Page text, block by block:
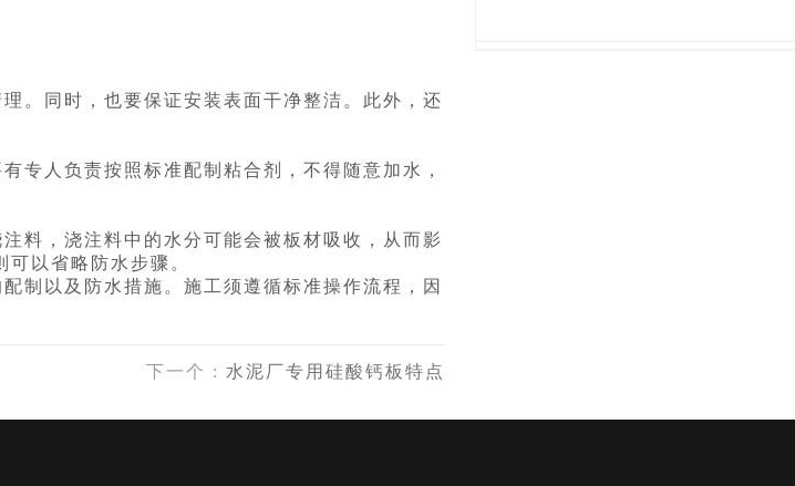
。同时，也要保证安装表面干净整洁。此外，还
专人负责按照标准配制粘合剂，不得随意加水，
料，浇注料中的水分可能会被板材吸收，从而影
以省略防水步骤。
制以及防水措施。施工须遵循标准操作流程，因
下一个 : 水泥厂专用硅酸钙板特点